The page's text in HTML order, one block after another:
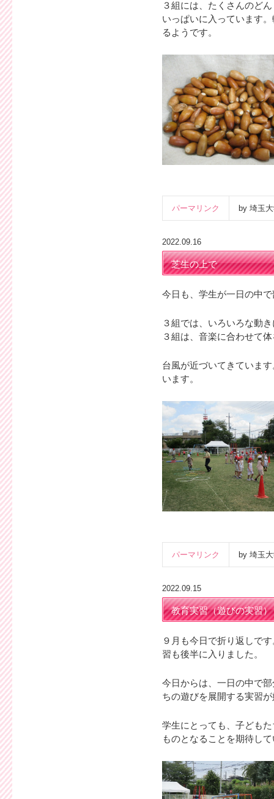
３組には、たくさんのど
いっぱいに入っています
るようです。
パーマリンク by 埼玉
2022.09.16
芝生の上で
今日も、学生が一日の中
３組では、いろいろな動
３組は、音楽に合わせて
台風が近づいてきていま
います。
パーマリンク by 埼玉
2022.09.15
教育実習（遊びの実習）
９月も今日で折り返しで
習も後半に入りました。
今日からは、一日の中で
ちの遊びを展開する実習
学生にとっても、子ども
ものとなることを期待し